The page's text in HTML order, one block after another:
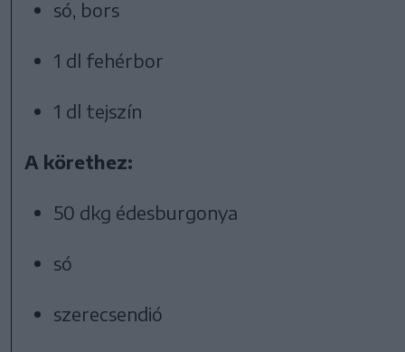
só, bors
1 dl fehérbor
1 dl tejszín
A körethez:
50 dkg édesburgonya
só
szerecsendió